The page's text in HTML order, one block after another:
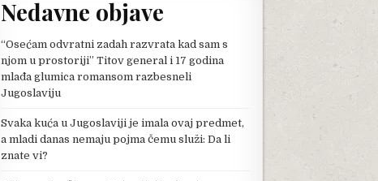
Nedavne objave
“Osećam odvratni zadah razvrata kad sam s
njom u prostoriji” Titov general i 17 godina
mlađa glumica romansom razbesneli
Jugoslaviju
Svaka kuća u Jugoslaviji je imala ovaj predmet,
a mladi danas nemaju pojma čemu služi: Da li
znate vi?